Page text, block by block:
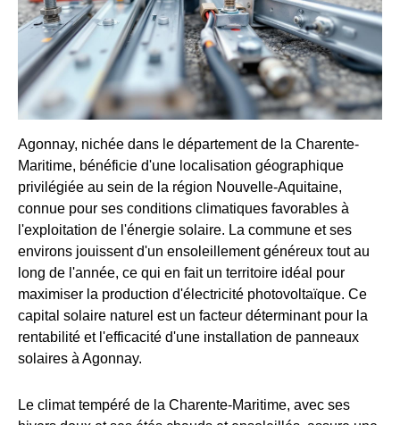
Agonnay, nichée dans le département de la Charente-
Maritime, bénéficie d'une localisation géographique
privilégiée au sein de la région Nouvelle-Aquitaine,
connue pour ses conditions climatiques favorables à
l'exploitation de l'énergie solaire. La commune et ses
environs jouissent d'un ensoleillement généreux tout au
long de l'année, ce qui en fait un territoire idéal pour
maximiser la production d'électricité photovoltaïque. Ce
capital solaire naturel est un facteur déterminant pour la
rentabilité et l'efficacité d'une installation de panneaux
solaires à Agonnay.
Le climat tempéré de la Charente-Maritime, avec ses